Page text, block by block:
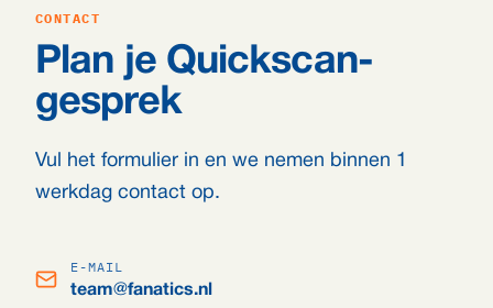
CONTACT
Plan je Quickscan-
gesprek
Vul het formulier in en we nemen binnen 1
werkdag contact op.
E-MAIL
team@fanatics.nl